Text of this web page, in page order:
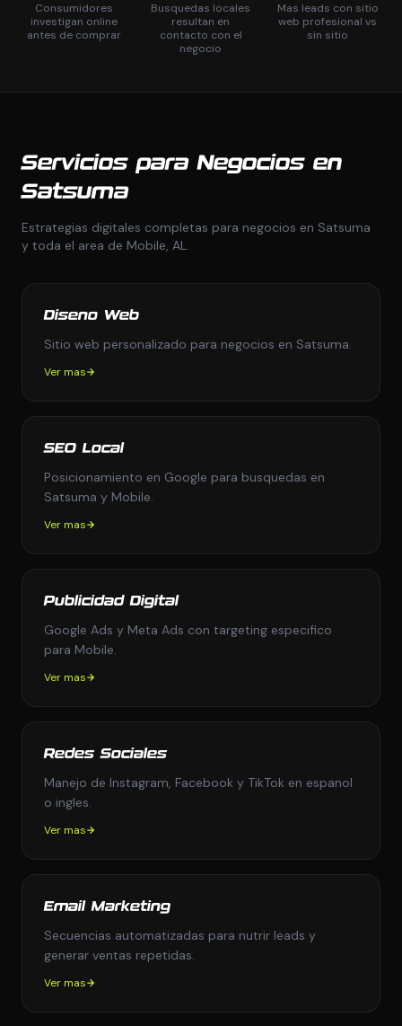
Consumidores
investigan online
antes de comprar
Busquedas locales
resultan en
contacto con el
negocio
Mas leads con sitio
web profesional vs
sin sitio
Servicios para Negocios en
Satsuma
Estrategias digitales completas para negocios en Satsuma
y toda el area de Mobile, AL.
Diseno Web
Sitio web personalizado para negocios en Satsuma.
Ver mas
SEO Local
Posicionamiento en Google para busquedas en
Satsuma y Mobile.
Ver mas
Publicidad Digital
Google Ads y Meta Ads con targeting especifico
para Mobile.
Ver mas
Redes Sociales
Manejo de Instagram, Facebook y TikTok en espanol
o ingles.
Ver mas
Email Marketing
Secuencias automatizadas para nutrir leads y
generar ventas repetidas.
Ver mas